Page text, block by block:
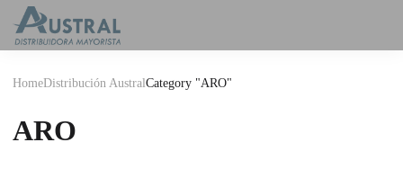
HomeDistribución Austral Category "ARO"
ARO